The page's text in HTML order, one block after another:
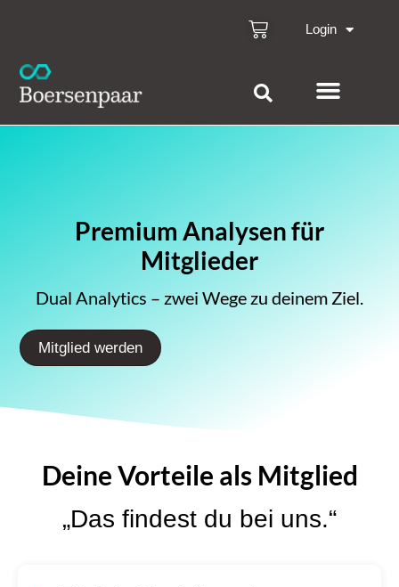
Login
Premium Analysen für
Mitglieder
Dual Analytics – zwei Wege zu deinem Ziel.
Mitglied werden
Deine Vorteile als Mitglied
„Das findest du bei uns.“